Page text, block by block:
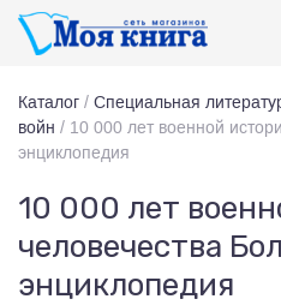
Каталог / Специальная
войн / 10 000 лет военной
энциклопедия
10 000 лет
человечества
энциклопедия